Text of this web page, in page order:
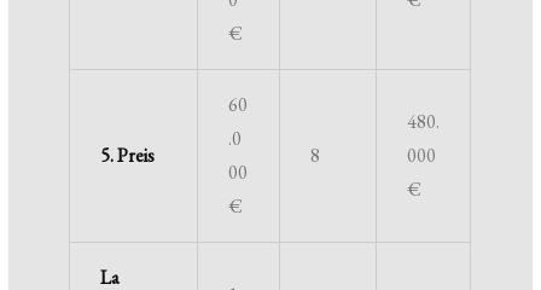
€
5. Preis
60
.0
00
€
8
480.
000
€
La